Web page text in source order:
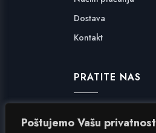
Poštujemo Vašu privatnost
Dostava
Kontakt
PRATITE NAS